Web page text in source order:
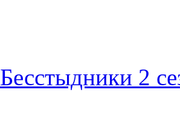
Бесстыдники 2